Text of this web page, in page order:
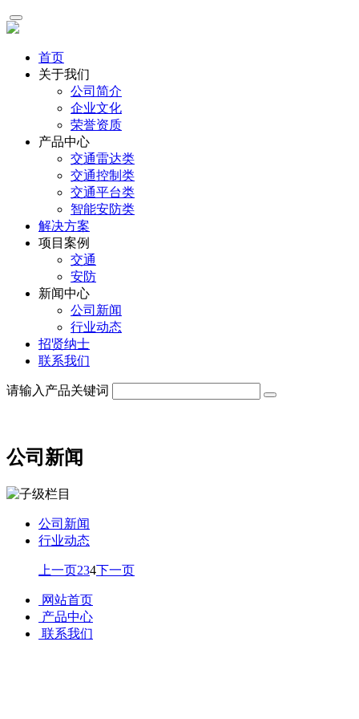
首页
关于我们
公司简介
企业文化
荣誉资质
产品中心
交通雷达类
交通控制类
交通平台类
智能安防类
解决方案
项目案例
交通
安防
新闻中心
公司新闻
行业动态
招贤纳士
联系我们
请输入产品关键词
公司新闻
公司新闻
行业动态
上一页234下一页
网站首页
产品中心
联系我们